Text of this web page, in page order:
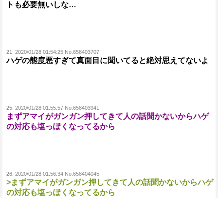
トも必要無いしな…
21: 2020/01/28 01:54:25 No.658403707
ハゲの態度悪すぎて真面目に聞いてると絶対思えてないよ
25: 2020/01/28 01:55:57 No.658403941
まずアマイがガンガン押してきて人の話聞かないからハゲ
の対応も塩っぽくなってるから
26: 2020/01/28 01:56:34 No.658404045
>まずアマイがガンガン押してきて人の話聞かないからハゲ
の対応も塩っぽくなってるから